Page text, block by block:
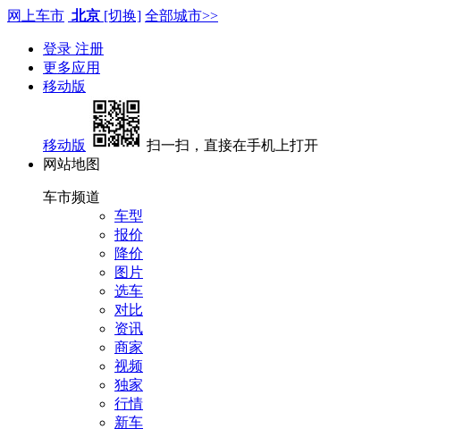
网上车市 北京 [切换] 全部城市>>
登录 注册
更多应用
移动版
移动版
扫一扫，直接在手机上打开
网站地图
车市频道
车型
报价
降价
图片
选车
对比
资讯
商家
视频
独家
行情
新车